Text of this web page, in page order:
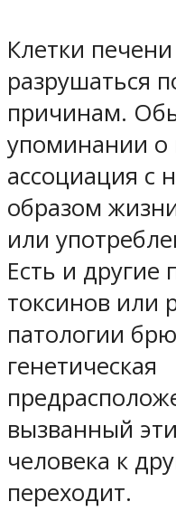
Клетки
разрушаться
причинам.
упоминании о
ассоциация с
образом
или
Есть и другие
токсинов или
патологии
генетическая
вызванный
человека к
переходит.